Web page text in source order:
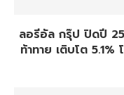
ลอรีอัล กรุ๊ป ปิดปี
ท้าทาย เติบโต